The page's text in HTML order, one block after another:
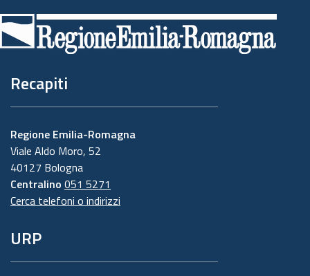
di
pagina
Recapiti
Regione Emilia-Romagna
Viale Aldo Moro, 52
40127 Bologna
Centralino 051 5271
Cerca telefoni o indirizzi
URP